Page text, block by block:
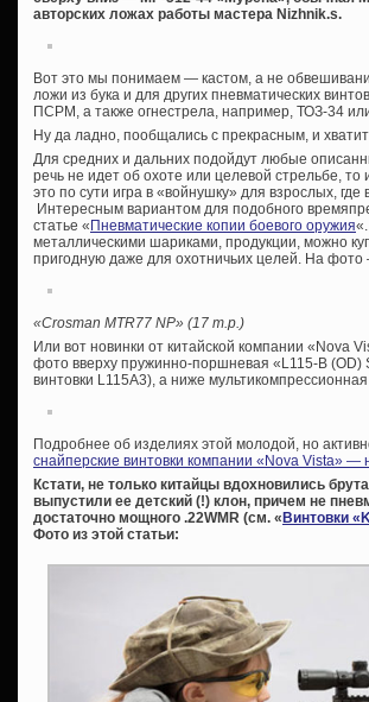
авторских ложах работы мастера Nizhnik.s.
Вот это мы понимаем — кастом, а не
ложи из бука и для других пневматических
ПСРМ, а также огнестрела, например, ТОЗ-34
Ну да ладно, пообщались с прекрасным, и
Для средних и дальних подойдут любые
речь не идет об охоте или целевой стрельбе,
это по сути игра в «войнушку» для взрослых,
Интересным вариантом для подобного
статье « Пневматические копии боевого оружия
металлическими шариками, продукции, можно
пригодную даже для охотничьих целей. На
«Crosman MTR77 NP» (17 т.р.)
Или вот новинки от китайской компании «Nova
фото вверху пружинно-поршневая «L115-B (OD)
винтовки L115A3), а ниже
Подробнее об изделиях этой молодой, но
снайперские винтовки компании «Nova Vista» —
Кстати, не только китайцы вдохновились
выпустили ее детский (!) клон, причем не
достаточно мощного .22WMR (см. « Винтовки
Фото из этой статьи: